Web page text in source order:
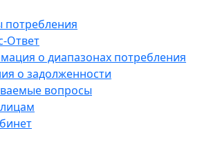
потребления
Ответ
о диапазонах потребления
о задолженности
вопросы